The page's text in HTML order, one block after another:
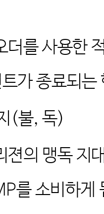
더를 사용한
가 종료되는
(불, 독)
젼의 맹독 지
를 소비하게